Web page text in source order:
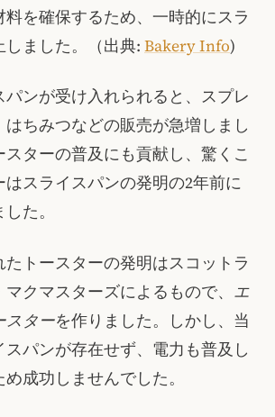
を確保するため、一時的にスラ
しました。（出典: Bakery Info)
ンが受け入れられると、スプレ
はちみつなどの販売が急増しまし
ターの普及にも貢献し、驚くこ
はスライスパンの発明の2年前に
た。
トースターの発明はスコットラ
クマスターズによるもので、 エ
スターを作りました。しかし、当
パンが存在せず、電力も普及し
成功しませんでした。